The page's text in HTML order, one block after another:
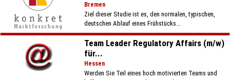
Bremen
Ziel dieser Studie ist es, den normalen, typischen,
deutschen Ablauf eines Frühstücks...
Team Leader Regulatory Affairs (m/w)
für...
Hessen
Werden Sie Teil eines hoch motivierten Teams und